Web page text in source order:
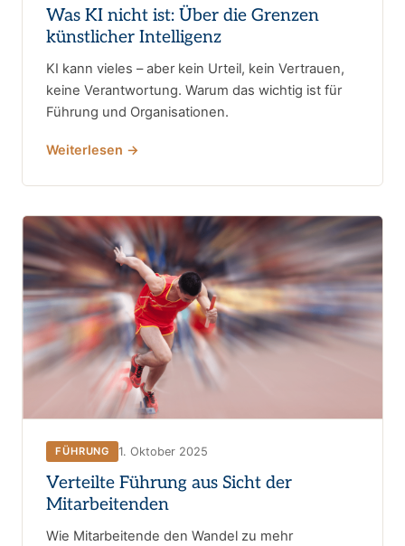
Was KI nicht ist: Über die Grenzen
künstlicher Intelligenz
KI kann vieles – aber kein Urteil, kein Vertrauen,
keine Verantwortung. Warum das wichtig ist für
Führung und Organisationen.
Weiterlesen →
FÜHRUNG 1. Oktober 2025
Verteilte Führung aus Sicht der
Mitarbeitenden
Wie Mitarbeitende den Wandel zu mehr